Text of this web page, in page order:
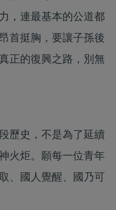
，連最基本的公道都
首挺胸，要讓子孫後
正的復興之路，別無
歷史，不是為了延續
火炬。願每一位青年
、國人覺醒、國乃可